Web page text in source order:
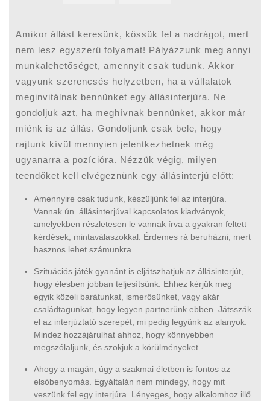
Amikor állást keresünk, kössük fel a nadrágot, mert
nem lesz egyszerű folyamat! Pályázzunk meg annyi
munkalehetőséget, amennyit csak tudunk. Akkor
vagyunk szerencsés helyzetben, ha a vállalatok
meginvitálnak bennünket egy állásinterjúra. Ne
gondoljuk azt, ha meghívnak bennünket, akkor már
miénk is az állás. Gondoljunk csak bele, hogy
rajtunk kívül mennyien jelentkezhetnek még
ugyanarra a pozícióra. Nézzük végig, milyen
teendőket kell elvégeznünk egy állásinterjú előtt:
Amennyire csak tudunk, készüljünk fel az interjúra.
Vannak ún. állásinterjúval kapcsolatos kiadványok,
amelyekben részletesen le vannak írva a gyakran feltett
kérdések, mintaválaszokkal. Érdemes rá beruházni, mert
hasznos lehet számunkra.
Szituációs játék gyanánt is eljátszhatjuk az állásinterjút,
hogy élesben jobban teljesítsünk. Ehhez kérjük meg
egyik közeli barátunkat, ismerősünket, vagy akár
családtagunkat, hogy legyen partnerünk ebben. Játsszák
el az interjúztató szerepét, mi pedig legyünk az alanyok.
Mindez hozzájárulhat ahhoz, hogy könnyebben
megszólaljunk, és szokjuk a körülményeket.
Ahogy a magán, úgy a szakmai életben is fontos az
elsőbenyomás. Egyáltalán nem mindegy, hogy mit
veszünk fel egy interjúra. Lényeges, hogy alkalomhoz illő